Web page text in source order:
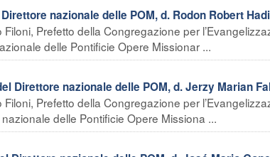
nazionale delle POM, d. Rodon Robert
Prefetto della Congregazione per
delle Pontificie Opere Missionar ...
Direttore nazionale delle POM, d. Jerzy Marian
Prefetto della Congregazione per
delle Pontificie Opere Missiona ...